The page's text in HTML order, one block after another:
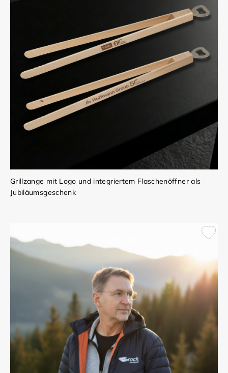
Grillzange mit Logo und integriertem Flaschenöffner als
Jubiläumsgeschenk